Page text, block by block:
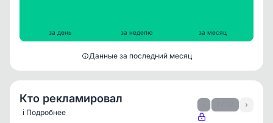
за день за неделю за месяц
Данные за последний месяц
Кто рекламировал
ℹ️ Подробнее
›